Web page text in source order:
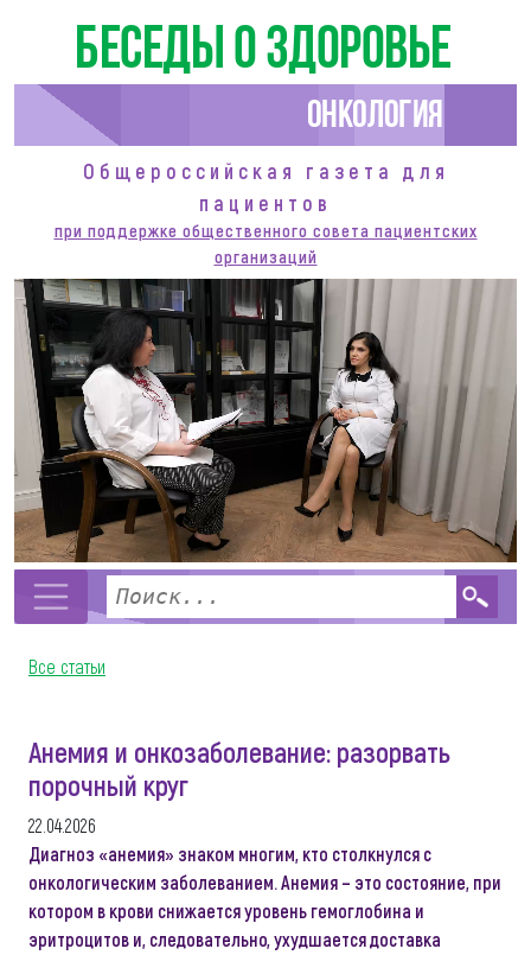
Беседы о здоровье
Онкология
Общероссийская газета для
пациентов
при поддержке общественного совета пациентских
организаций
Все статьи
Анемия и онкозаболевание: разорвать
порочный круг
22.04.2026
Диагноз «анемия» знаком многим, кто столкнулся с
онкологическим заболеванием. Анемия – это состояние, при
котором в крови снижается уровень гемоглобина и
эритроцитов и, следовательно, ухудшается доставка